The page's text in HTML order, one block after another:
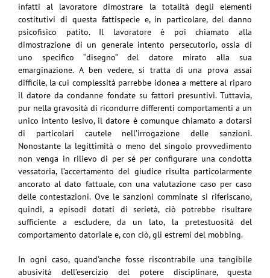
infatti al lavoratore dimostrare la totalità degli elementi
costitutivi di questa fattispecie e, in particolare, del danno
psicofisico patito. Il lavoratore è poi chiamato alla
dimostrazione di un generale intento persecutorio, ossia di
uno specifico “disegno” del datore mirato alla sua
emarginazione. A ben vedere, si tratta di una prova assai
difficile, la cui complessità parrebbe idonea a mettere al riparo
il datore da condanne fondate su fattori presuntivi. Tuttavia,
pur nella gravosità di ricondurre differenti comportamenti a un
unico intento lesivo, il datore è comunque chiamato a dotarsi
di particolari cautele nell’irrogazione delle sanzioni.
Nonostante la legittimità o meno del singolo provvedimento
non venga in rilievo di per sé per configurare una condotta
vessatoria, l’accertamento del giudice risulta particolarmente
ancorato al dato fattuale, con una valutazione caso per caso
delle contestazioni. Ove le sanzioni comminate si riferiscano,
quindi, a episodi dotati di serietà, ciò potrebbe risultare
sufficiente a escludere, da un lato, la pretestuosità del
comportamento datoriale e, con ciò, gli estremi del mobbing.
In ogni caso, quand’anche fosse riscontrabile una tangibile
abusività dell’esercizio del potere disciplinare, questa